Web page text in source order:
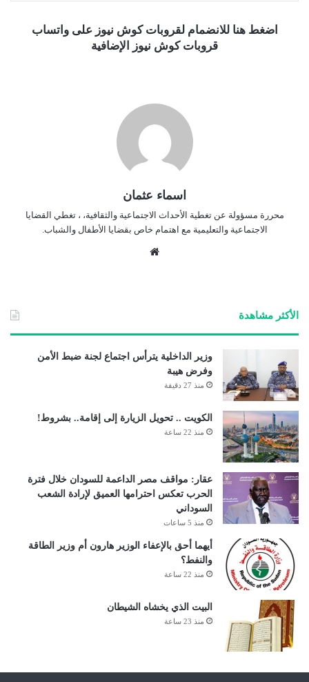
اضغط هنا للانضمام لقروبات كوش نيوز على واتساب
قروبات كوش نيوز الإضافية
اسماء عثمان
محررة مسؤولة عن تغطية الأحداث الاجتماعية والثقافية، ، تغطي القضايا
الاجتماعية والتعليمية مع اهتمام خاص بقضايا الأطفال والشباب.
الأكثر مشاهدة
وزير الداخلية يترأس اجتماع لجنة ضبط الأمن
وفرض هيبة
منذ 27 دقيقة
الكويت .. تحويل الزيارة إلى إقامة.. بشروط!
منذ 22 ساعة
عقار: مواقف مصر الداعمة للسودان خلال فترة
الحرب تعكس احترامها العميق لإرادة الشعب
السوداني
منذ 5 ساعات
أيهما أحق بالإعفاء الوزير هارون أم وزير الطاقة
والنفط؟
منذ 22 ساعة
البيت الذي يخشاه الشيطان
منذ 23 ساعة